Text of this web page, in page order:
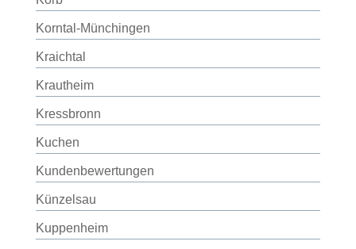
Korntal-Münchingen
Kraichtal
Krautheim
Kressbronn
Kuchen
Kundenbewertungen
Künzelsau
Kuppenheim